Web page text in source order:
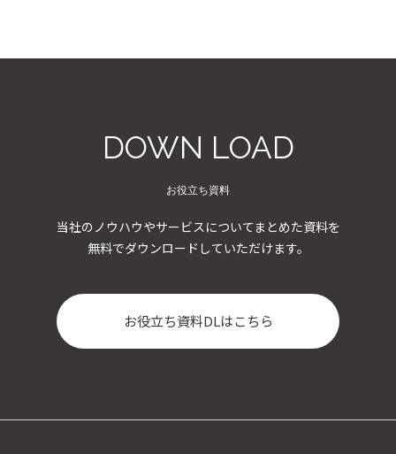
DOWN LOAD
お役立ち資料
当社のノウハウやサービスについてまとめた資料を
無料でダウンロードしていただけます。
お役立ち資料DLはこちら